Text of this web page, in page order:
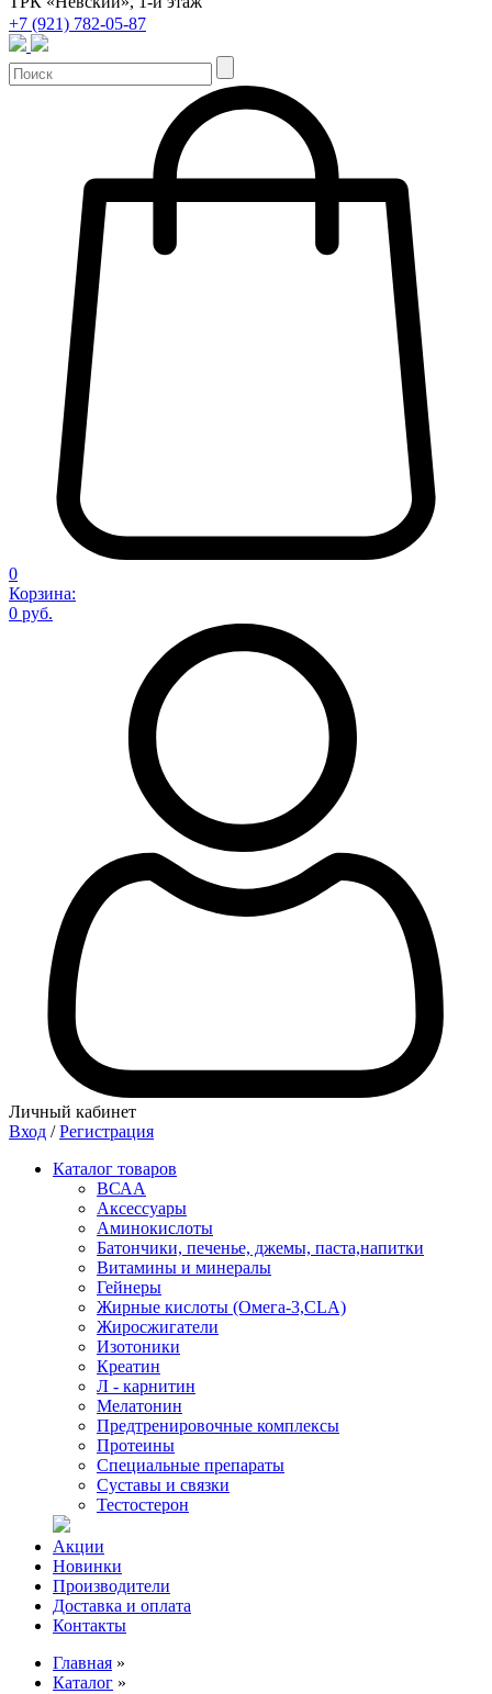
+7 (921) 782-05-87
0
Корзина:
0 руб.
Личный кабинет
Вход / Регистрация
Каталог товаров
ВСАА
Аксессуары
Аминокислоты
Батончики, печенье, джемы, паста,напитки
Витамины и минералы
Гейнеры
Жирные кислоты (Омега-3,CLA)
Жиросжигатели
Изотоники
Креатин
Л - карнитин
Мелатонин
Предтренировочные комплексы
Протеины
Специальные препараты
Суставы и связки
Тестостерон
Акции
Новинки
Производители
Доставка и оплата
Контакты
Главная »
Каталог »